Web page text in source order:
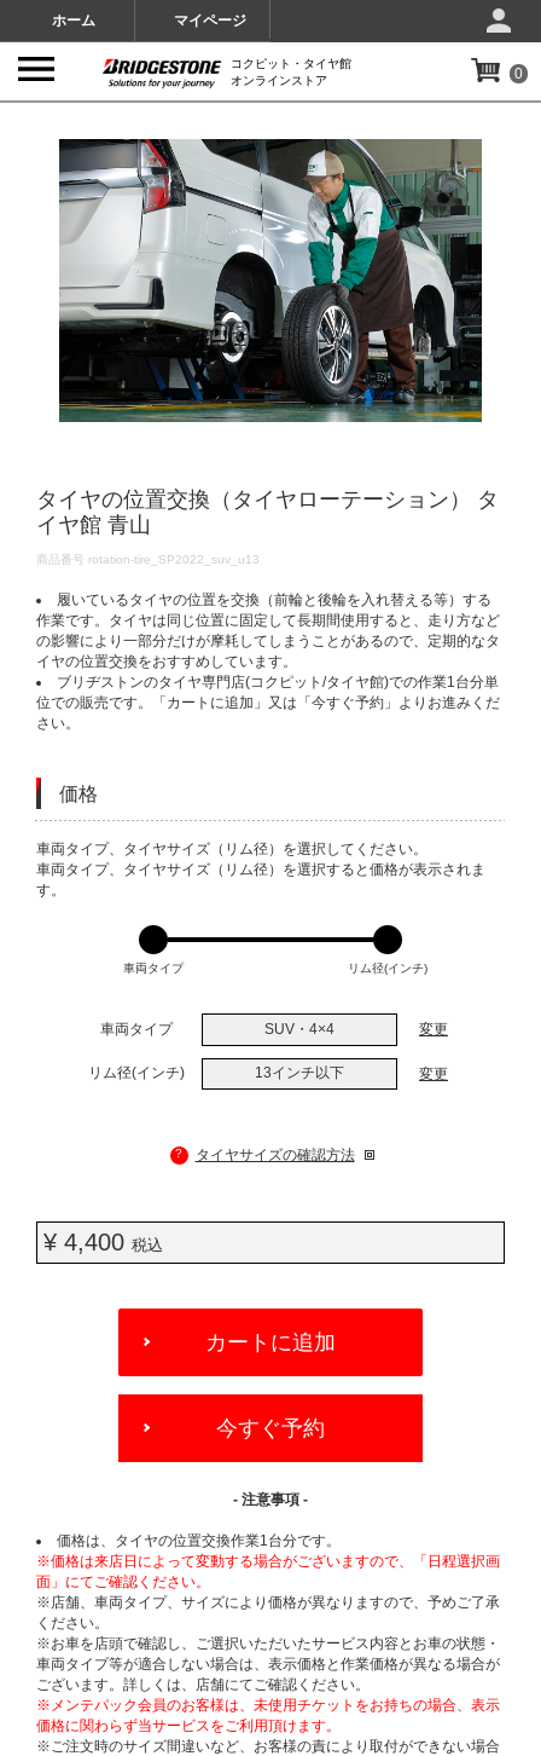
ホーム マイページ
コクピット・タイヤ館
オンラインストア
0
タイヤの位置交換（タイヤローテーション） タ
イヤ館 青山
DETAILS
商品番号 rotation-tire_SP2022_suv_u13
履いているタイヤの位置を交換（前輪と後輪を入れ替える等）する
作業です。タイヤは同じ位置に固定して長期間使用すると、走り方など
の影響により一部分だけが摩耗してしまうことがあるので、定期的なタ
イヤの位置交換をおすすめしています。
ブリヂストンのタイヤ専門店(コクピット/タイヤ館)での作業1台分単
位での販売です。「カートに追加」又は「今すぐ予約」よりお進みくだ
さい。
価格
VARIATIONS
車両タイプ、タイヤサイズ（リム径）を選択してください。
車両タイプ、タイヤサイズ（リム径）を選択すると価格が表示されま
す。
車両タイプ リム径(インチ)
車両タイプ SUV・4×4 変更
リム径(インチ) 13インチ以下 変更
? タイヤサイズの確認方法
¥ 4,400 税込
OPTIONS
カートに追加
今すぐ予約
- 注意事項 -
価格は、タイヤの位置交換作業1台分です。
※価格は来店日によって変動する場合がございますので、「日程選択画
面」にてご確認ください。
※店舗、車両タイプ、サイズにより価格が異なりますので、予めご了承
ください。
※お車を店頭で確認し、ご選択いただいたサービス内容とお車の状態・
車両タイプ等が適合しない場合は、表示価格と作業価格が異なる場合が
ございます。詳しくは、店舗にてご確認ください。
※メンテパック会員のお客様は、未使用チケットをお持ちの場合、表示
価格に関わらず当サービスをご利用頂けます。
※ご注文時のサイズ間違いなど、お客様の責により取付ができない場合